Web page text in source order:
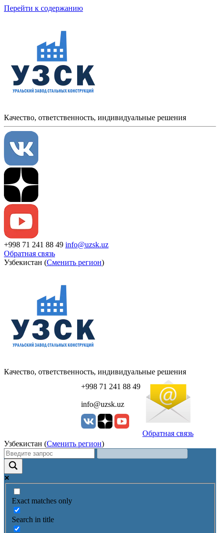
Перейти к содержанию
Качество, ответственность, индивидуальные решения
+998 71 241 88 49 info@uzsk.uz
Обратная связь
Узбекистан (Сменить регион)
Качество, ответственность, индивидуальные решения
+998 71 241 88 49
info@uzsk.uz
Обратная связь
Узбекистан (Сменить регион)
Exact matches only
Search in title